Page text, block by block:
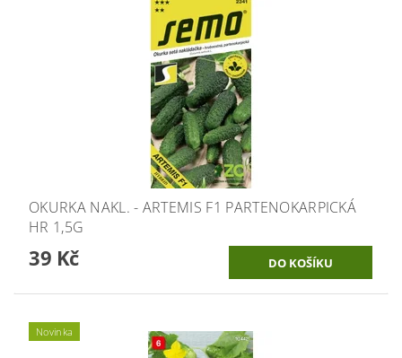
OKURKA NAKL. - ARTEMIS F1 PARTENOKARPICKÁ
HR 1,5G
39 Kč
Novinka